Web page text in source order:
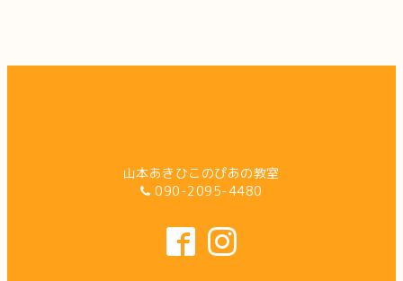
山本あきひこのぴあの教室
090-2095-4480